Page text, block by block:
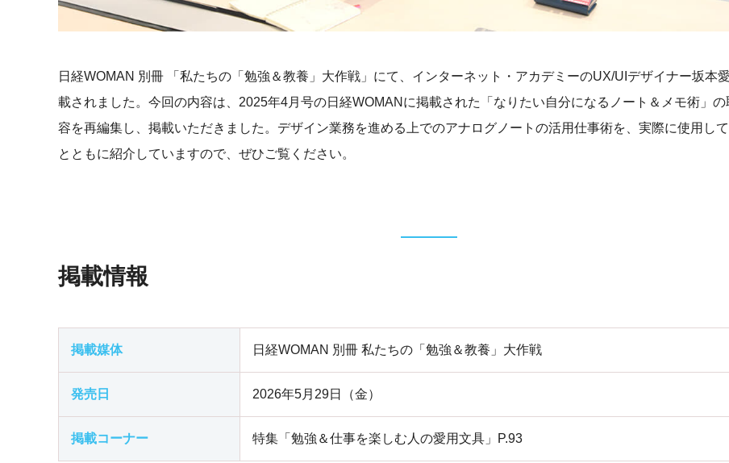
日経WOMAN 別冊 「私たちの「勉強＆教養」大作戦」にて、インターネット・アカデミーのUX/UIデザイナー坂本
載されました。今回の内容は、2025年4月号の日経WOMANに掲載された「なりたい自分になるノート＆メモ術」の
容を再編集し、掲載いただきました。デザイン業務を進める上でのアナログノートの活用仕事術を、実際に使用し
とともに紹介していますので、ぜひご覧ください。
掲載情報
掲載媒体 日経WOMAN 別冊 私たちの「勉強＆教養」大作戦
発売日 2026年5月29日（金）
掲載コーナー 特集「勉強＆仕事を楽しむ人の愛用文具」P.93